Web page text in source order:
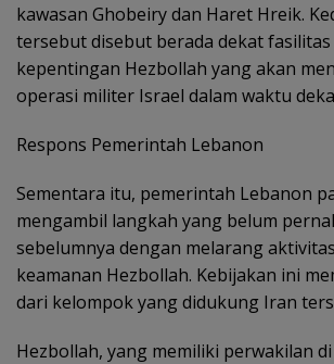
kawasan Ghobeiry dan Haret Hreik.
tersebut disebut berada dekat fasilitas
kepentingan Hezbollah yang akan
operasi militer Israel dalam waktu
Respons Pemerintah Lebanon
Sementara itu, pemerintah Lebanon
mengambil langkah yang belum
sebelumnya dengan melarang
keamanan Hezbollah. Kebijakan ini
dari kelompok yang didukung Iran
Hezbollah, yang memiliki perwakilan